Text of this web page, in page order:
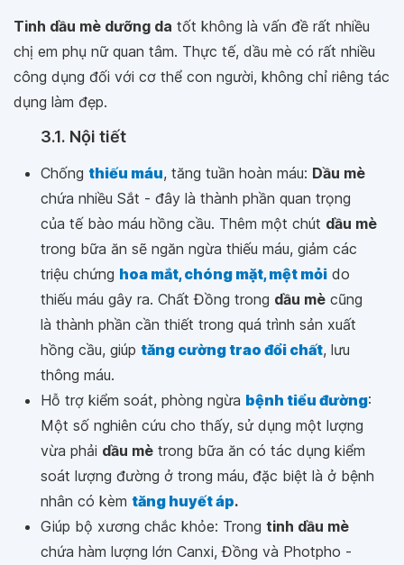
Tinh dầu mè dưỡng da tốt không là vấn đề rất nhiều
chị em phụ nữ quan tâm. Thực tế, dầu mè có rất nhiều
công dụng đối với cơ thể con người, không chỉ riêng tác
dụng làm đẹp.
3.1. Nội tiết
Chống thiếu máu, tăng tuần hoàn máu: Dầu mè
chứa nhiều Sắt - đây là thành phần quan trọng
của tế bào máu hồng cầu. Thêm một chút dầu mè
trong bữa ăn sẽ ngăn ngừa thiếu máu, giảm các
triệu chứng hoa mắt, chóng mặt, mệt mỏi do
thiếu máu gây ra. Chất Đồng trong dầu mè cũng
là thành phần cần thiết trong quá trình sản xuất
hồng cầu, giúp tăng cường trao đổi chất, lưu
thông máu.
Hỗ trợ kiểm soát, phòng ngừa bệnh tiểu đường:
Một số nghiên cứu cho thấy, sử dụng một lượng
vừa phải dầu mè trong bữa ăn có tác dụng kiểm
soát lượng đường ở trong máu, đặc biệt là ở bệnh
nhân có kèm tăng huyết áp.
Giúp bộ xương chắc khỏe: Trong tinh dầu mè
chứa hàm lượng lớn Canxi, Đồng và Photpho -